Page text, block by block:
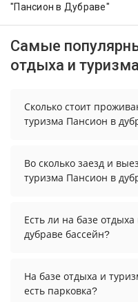
"Пансион в Дубраве"
Самые
отдыха и
Сколько стоит
туризма Пансион в
туризма Пансион в
рублей. Чтобы
Во сколько заезд и
туризма Пансион в
осуществить до
Есть ли на базе
дубраве бассейн?
бассейна.
На базе отдыха и
есть парковка?